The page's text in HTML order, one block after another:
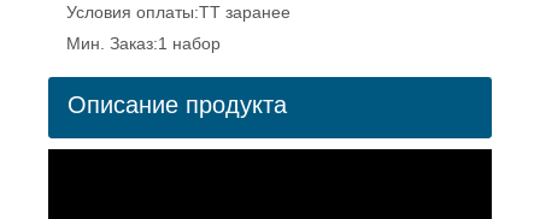
Описание продукта